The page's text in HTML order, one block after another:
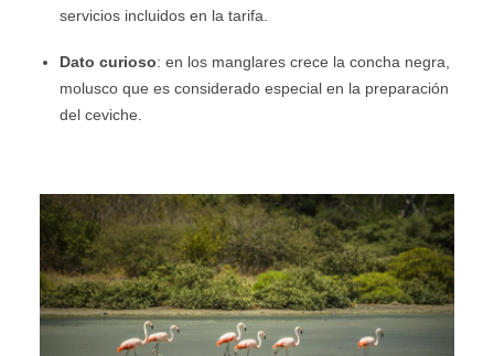
servicios incluidos en la tarifa.
Dato curioso: en los manglares crece la concha negra,
molusco que es considerado especial en la preparación
del ceviche.